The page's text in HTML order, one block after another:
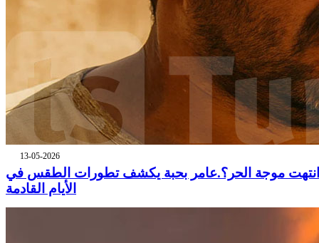
13-05-2026
انتهت موجة الحر؟.عامر بحبة يكشف تطورات الطقس في
الأيام القادمة